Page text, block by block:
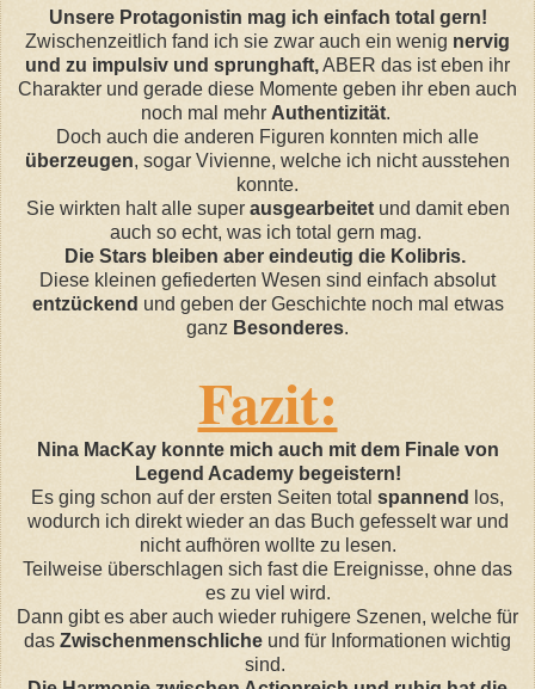
Unsere Protagonistin mag ich einfach total gern!
Zwischenzeitlich fand ich sie zwar auch ein wenig nervig
und zu impulsiv und sprunghaft,ABER das ist eben ihr
Charakter und gerade diese Momente geben ihr eben auch
noch mal mehr Authentizität.
Doch auch die anderen Figuren konnten mich alle
überzeugen, sogar Vivienne, welche ich nicht ausstehen
konnte.
Sie wirkten halt alle super ausgearbeitet und damit eben
auch so echt, was ich total gern mag.
Die Stars bleiben aber eindeutig die Kolibris.
Diese kleinen gefiederten Wesen sind einfach absolut
entzückend und geben der Geschichte noch mal etwas
ganz Besonderes.
Fazit:
Nina MacKay konnte mich auch mit dem Finale von
Legend Academy begeistern!
Es ging schon auf der ersten Seiten total spannend
los,
wodurch ich direkt wieder an das Buch gefesselt war und
nicht aufhören wollte zu lesen.
Teilweise überschlagen sich fast die Ereignisse, ohne das
es zu viel wird.
Dann gibt es aber auch wieder ruhigere Szenen, welche für
das Zwischenmenschliche und für Informationen wichtig
sind.